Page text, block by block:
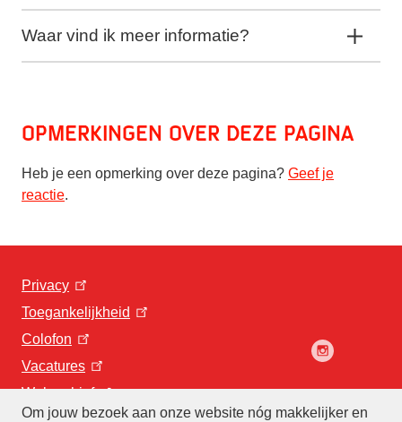
Om jouw bezoek aan onze website nóg makkelijker en
Waar vind ik meer informatie?
Opmerkingen over deze pagina
Heb je een opmerking over deze pagina? Geef je
reactie.
Privacy
Toegankelijkheid
Colofon
Vacatures
Webarchief